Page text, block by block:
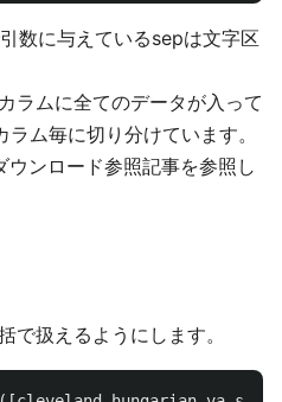
数に与えているsepは文字区
ラムに全てのデータが入って
ム毎に切り分けています。
ンロード参照記事を参照し
で扱えるようにします。